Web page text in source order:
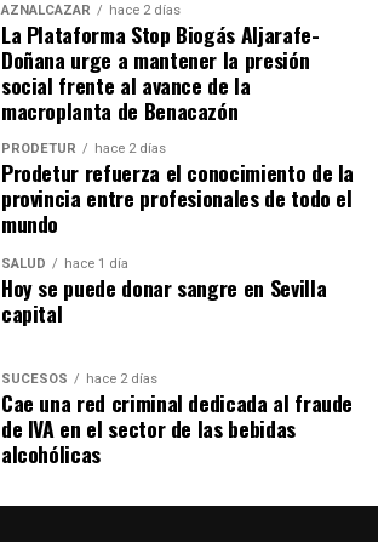
AZNALCÁZAR hace 2 días
La Plataforma Stop Biogás Aljarafe-
Doñana urge a mantener la presión
social frente al avance de la
macroplanta de Benacazón
PRODETUR hace 2 días
Prodetur refuerza el conocimiento de la
provincia entre profesionales de todo el
mundo
SALUD hace 1 día
Hoy se puede donar sangre en Sevilla
capital
SUCESOS hace 2 días
Cae una red criminal dedicada al fraude
de IVA en el sector de las bebidas
alcohólicas